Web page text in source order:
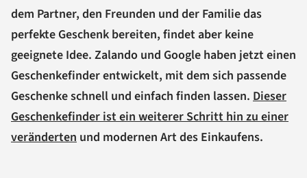
dem Partner, den Freunden und der Familie das
perfekte Geschenk bereiten, findet aber keine
geeignete Idee. Zalando und Google haben jetzt einen
Geschenkefinder entwickelt, mit dem sich passende
Geschenke schnell und einfach finden lassen. Dieser
Geschenkefinder ist ein weiterer Schritt hin zu einer
veränderten und modernen Art des Einkaufens.